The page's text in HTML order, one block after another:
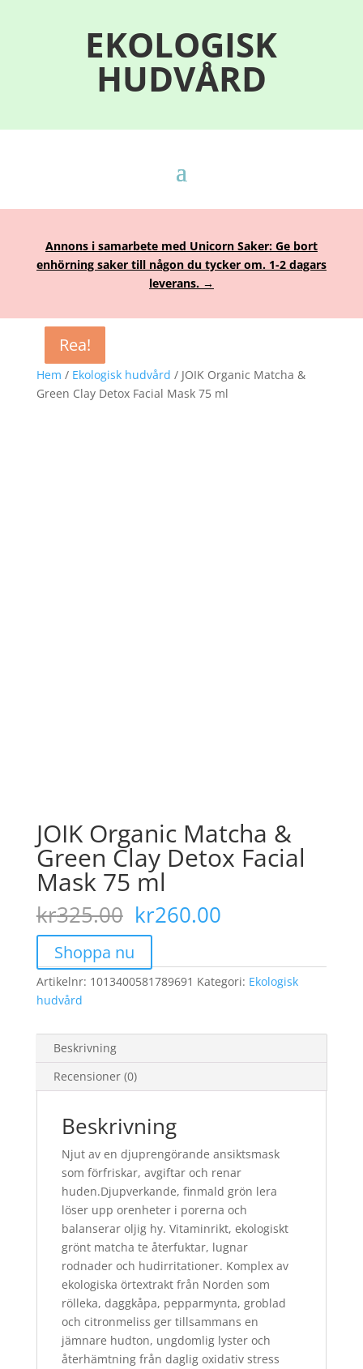
EKOLOGISK
HUDVÅRD
Annons i samarbete med Unicorn Saker: Ge bort
enhörning saker till någon du tycker om. 1-2 dagars
leverans. →
Hem / Ekologisk hudvård / JOIK Organic Matcha &
Green Clay Detox Facial Mask 75 ml
Rea!
JOIK Organic Matcha &
Green Clay Detox Facial
Mask 75 ml
kr325.00 Det
ursprungliga
priset
var:
kr325.00.
kr260.00Det
är:
kr260.00.
Shoppa nu
Artikelnr: 1013400581789691 Kategori: Ekologisk
hudvård
Beskrivning
Recensioner (0)
Beskrivning
Njut av en djuprengörande ansiktsmask
som förfriskar, avgiftar och renar
huden.Djupverkande, finmald grön lera
löser upp orenheter i porerna och
balanserar oljig hy. Vitaminrikt, ekologiskt
grönt matcha te återfuktar, lugnar
rodnader och hudirritationer. Komplex av
ekologiska örtextrakt från Norden som
rölleka, daggkåpa, pepparmynta, groblad
och citronmeliss ger tillsammans en
jämnare hudton, ungdomlig lyster och
återhämtning från daglig oxidativ stress
Rea!
Rea!
Rea!